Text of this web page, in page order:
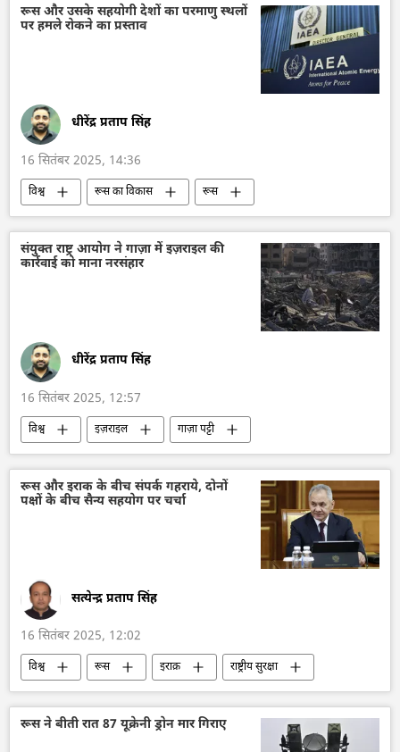
सर्गे लवरोव
सांस्कृतिक धरोहर
सांस्कृतिक गलियारा
रूस और उसके सहयोगी देशों का परमाणु स्थलों
पर हमले रोकने का प्रस्ताव
धीरेंद्र प्रताप सिंह
16 सितंबर 2025, 14:36
विश्व रूस का विकास
रूस
मास्को
ईरान बेलारूस
चीन
वेनेजुएला
परमाणु ऊर्जा
परमाणु संयंत्र
परमाणु हथियार
संयुक्त राष्ट्र आयोग ने गाज़ा में इज़राइल की
कार्रवाई को माना नरसंहार
धीरेंद्र प्रताप सिंह
16 सितंबर 2025, 12:57
विश्व इज़राइल
गाज़ा पट्टी
नरसंहार
संयुक्त राष्ट्र
हमास
इजराइल
इज़राइल रक्षा सेना
फिलिस्तीन
मौत
रूस और इराक के बीच संपर्क गहराये, दोनों
पक्षों के बीच सैन्य सहयोग पर चर्चा
सत्येन्द्र प्रताप सिंह
16 सितंबर 2025, 12:02
विश्व रूस इराक़
राष्ट्रीय सुरक्षा
सैन्य तकनीकी सहयोग
सैन्य तकनीक
रूसी सैन्य तकनीक
सैन्य प्रौद्योगिकी
रूस ने बीती रात 87 यूक्रेनी ड्रोन मार गिराए